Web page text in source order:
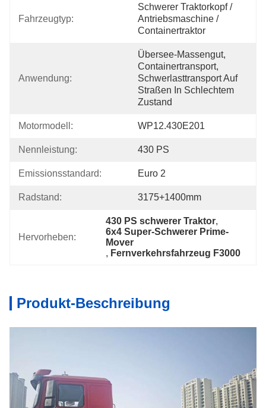
Fahrzeugtyp:
Schwerer Traktorkopf /
Antriebsmaschine /
Containertraktor
Anwendung:
Übersee-Massengut,
Containertransport,
Schwerlasttransport Auf
Straßen In Schlechtem
Zustand
Motormodell: WP12.430E201
Nennleistung: 430 PS
Emissionsstandard: Euro 2
Radstand: 3175+1400mm
Hervorheben:
430 PS schwerer Traktor,
6x4 Super-Schwerer Prime-
Mover
, Fernverkehrsfahrzeug F3000
Produkt-Beschreibung